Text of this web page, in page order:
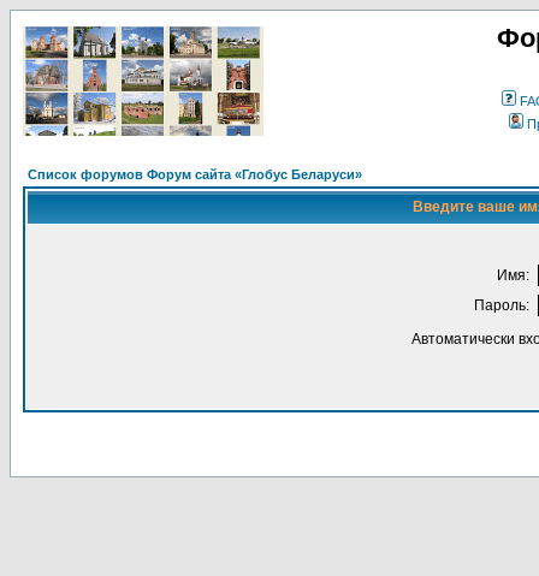
Список форумов Форум сайта «Глобус Беларуси»
Введите ваше
Имя:
Пароль:
Автоматически